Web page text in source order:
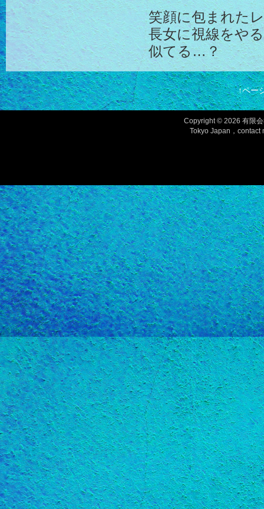
笑顔に包まれた
長女に視線をや
似てる…？
↑ペー
Copyright © 2026 有限
Tokyo Japan，contact